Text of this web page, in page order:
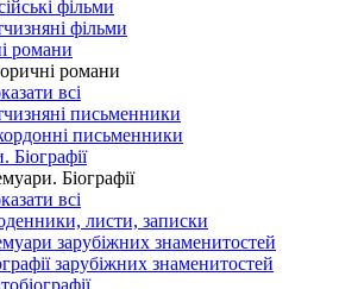
фільми
фільми
романи
романи
всі
письменники
письменники
Біографії
всі
листи, записки
зарубіжних знаменитостей
зарубіжних знаменитостей